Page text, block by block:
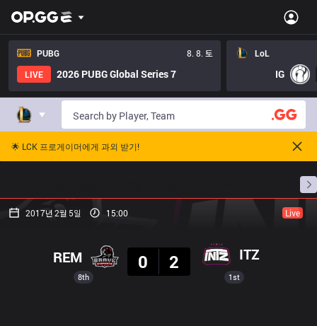
PUBG
8. 8. 토
LIVE
2026 PUBG Global Series 7
LoL
IG
🌟 LCK 프로게이머에게 과외 받기!
프로빌
2017년 2월 5일 15:00 Live
8th
REM
0
2 ITZ
1st